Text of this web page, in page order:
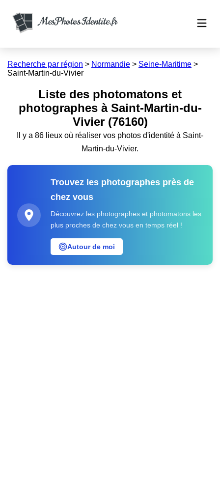
Recherche par région > Normandie > Seine-Maritime >
Saint-Martin-du-Vivier
Liste des photomatons et
photographes à Saint-Martin-du-
Vivier (76160)
Il y a 86 lieux où réaliser vos photos d'identité à Saint-
Martin-du-Vivier.
Trouvez les photographes près de
chez vous
Découvrez les photographes et photomatons les
plus proches de chez vous en temps réel !
Autour de moi